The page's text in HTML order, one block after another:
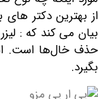
دکتر های
کند که : لیزر یکی
است. این